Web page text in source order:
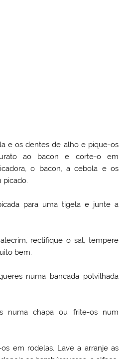
e os dentes de alho e pique-os
ao bacon e corte-o em
o bacon, a cebola e os
picado.
para uma tigela e junte a
rectifique o sal, tempere
bem.
numa bancada polvilhada
numa chapa ou frite-os num
em rodelas. Lave a arranje as